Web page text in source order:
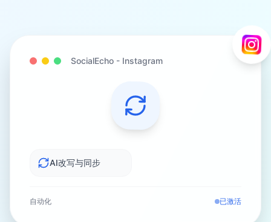
SocialEcho - Instagram
AI改写与同步
自动化 已激活